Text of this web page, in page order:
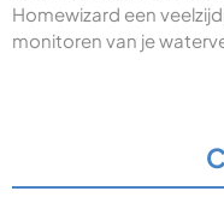
Homewizard een
monitoren van je